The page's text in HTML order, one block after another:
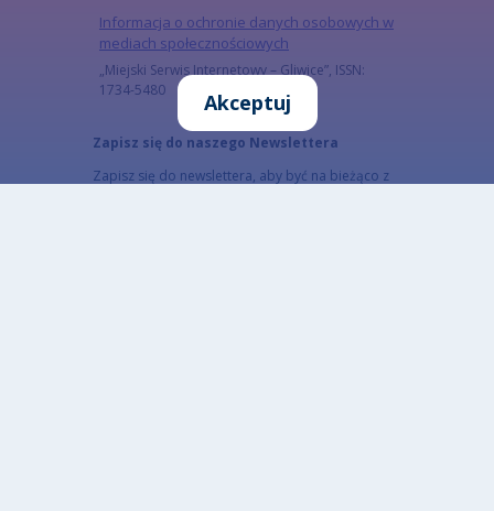
Informacja o ochronie danych osobowych w
mediach społecznościowych
„Miejski Serwis Internetowy – Gliwice”, ISSN:
1734-5480
Zapisz się do naszego Newslettera
Zapisz się do newslettera, aby być na bieżąco z
Akceptuj